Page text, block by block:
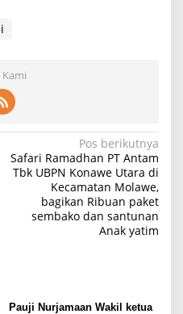
Pos berikutnya
Safari Ramadhan PT Antam
Tbk UBPN Konawe Utara di
Kecamatan Molawe,
bagikan Ribuan paket
sembako dan santunan
Anak yatim
Pauji Nurjamaan Wakil ketua